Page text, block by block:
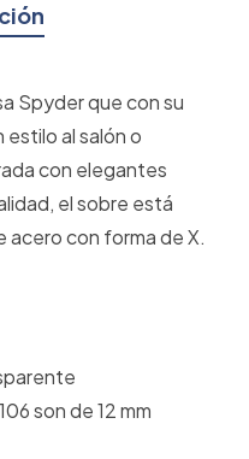
Spyder que con su
al salón o
con elegantes
el sobre está
acero con forma de X.
son de 12 mm